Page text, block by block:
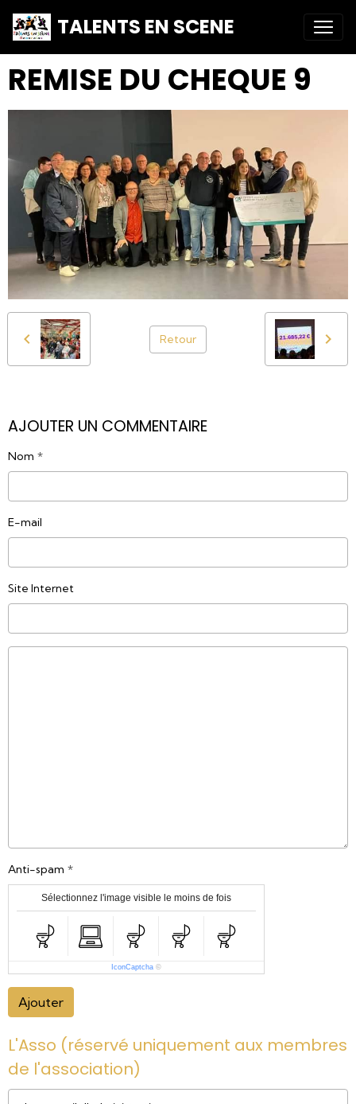
TALENTS EN SCENE
REMISE DU CHEQUE 9
Retour
AJOUTER UN COMMENTAIRE
Nom
E-mail
Site Internet
Anti-spam
Sélectionnez l'image visible le moins de fois
IconCaptcha ©
Ajouter
L'Asso (réservé uniquement aux membres
de l'association)